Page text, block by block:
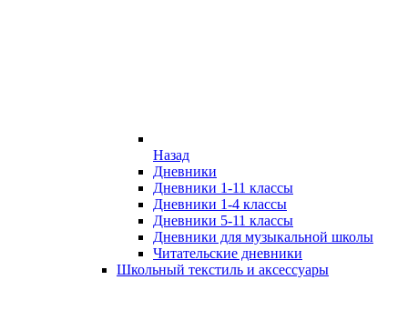
Назад
Дневники
Дневники 1-11 классы
Дневники 1-4 классы
Дневники 5-11 классы
Дневники для музыкальной школы
Читательские дневники
Школьный текстиль и аксессуары